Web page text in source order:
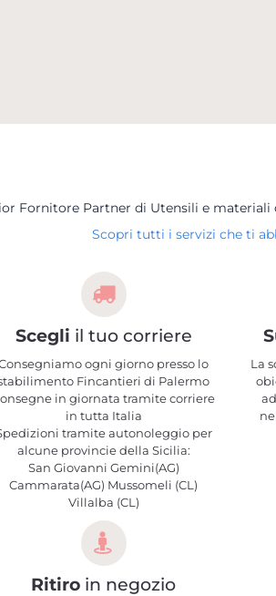
Fornitore Partner di Utensili e materiali
Scopri tutti i servizi che ti
Scegli il tuo corriere
ogni giorno presso lo
Fincantieri di Palermo
in giornata tramite corriere
in tutta Italia
tramite autonoleggio per
alcune provincie della Sicilia:
San Giovanni Gemini(AG)
Cammarata(AG) Mussomeli (CL)
Villalba (CL)
La
Ritiro in negozio